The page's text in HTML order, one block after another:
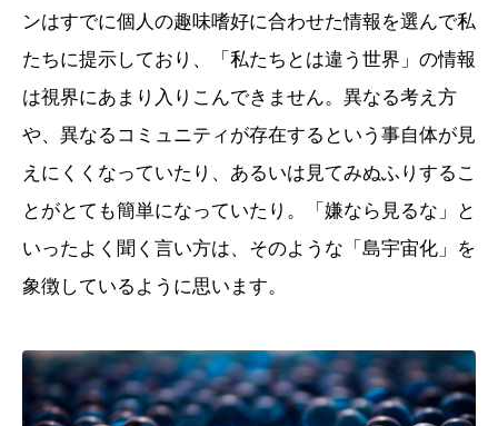
ンはすでに個人の趣味嗜好に合わせた情報を選んで私
たちに提示しており、「私たちとは違う世界」の情報
は視界にあまり入りこんできません。異なる考え方
や、異なるコミュニティが存在するという事自体が見
えにくくなっていたり、あるいは見てみぬふりするこ
とがとても簡単になっていたり。「嫌なら見るな」と
いったよく聞く言い方は、そのような「島宇宙化」を
象徴しているように思います。